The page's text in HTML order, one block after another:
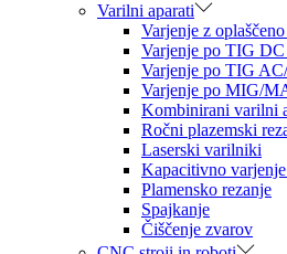
Varilni aparati
Varjenje z
Varjenje po TIG DC
Varjenje po TIG
Varjenje po MIG/
Kombinirani varilni
Ročni plazemski
Laserski varilniki
Kapacitivno
Plamensko rezanje
Spajkanje
Čiščenje zvarov